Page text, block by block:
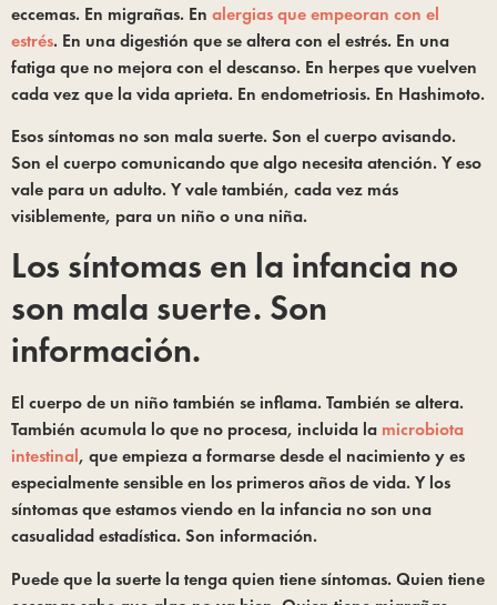
eccemas. En migrañas. En alergias que empeoran con el
estrés. En una digestión que se altera con el estrés. En una
fatiga que no mejora con el descanso. En herpes que vuelven
cada vez que la vida aprieta. En endometriosis. En Hashimoto.
Esos síntomas no son mala suerte. Son el cuerpo avisando.
Son el cuerpo comunicando que algo necesita atención. Y eso
vale para un adulto. Y vale también, cada vez más
visiblemente, para un niño o una niña.
Los síntomas en la infancia no
son mala suerte. Son
información.
El cuerpo de un niño también se inflama. También se altera.
También acumula lo que no procesa, incluida la microbiota
intestinal, que empieza a formarse desde el nacimiento y es
especialmente sensible en los primeros años de vida. Y los
síntomas que estamos viendo en la infancia no son una
casualidad estadística. Son información.
Puede que la suerte la tenga quien tiene síntomas. Quien tiene